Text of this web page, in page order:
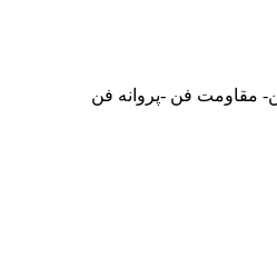
مقاومت فن -پروانه فن